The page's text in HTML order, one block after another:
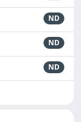
ND
ND
ND